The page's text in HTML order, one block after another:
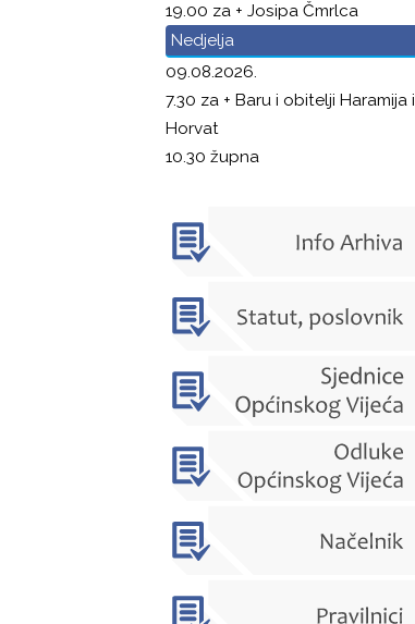
19.00 za + Josipa Čmrlca
Nedjelja
09.08.2026.
7.30 za + Baru i obitelji Haramija i
Horvat
10.30 župna